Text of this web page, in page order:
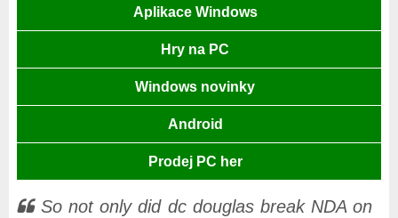
Aplikace Windows
Hry na PC
Windows novinky
Android
Prodej PC her
So not only did dc douglas break NDA on